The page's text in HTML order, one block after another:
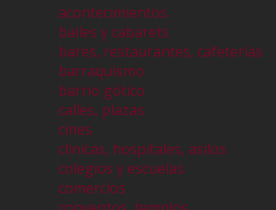
acontecimientos
bailes y cabarets
bares, restaurantes, cafeterías
barraquismo
barrio gótico
calles, plazas
cines
clinicas, hospitales, asilos
colegios y escuelas
comercios